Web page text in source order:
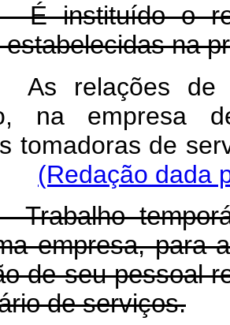
É instituído o
na
As relações de
na empresa
tomadoras de
(Redação dada
Trabalho
empresa, para
de seu pessoal
de serviços.